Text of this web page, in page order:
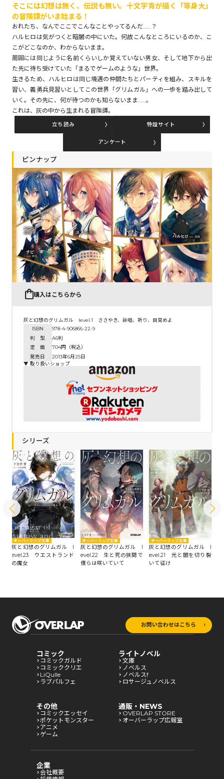
コミックパルフェ
そこには幻想は無く、伝説も無い。十文字青が描く「等身大」
の冒険譚がいま始まる！
おれたち、なんでここでこんなことやってるんだ……？
ハルヒロは気がつくと暗闇の中にいた。何故こんなところにいるのか、こ
こがどこなのか、わからないまま。
周囲には同じように名前くらいしか覚えていない男女、そして地下から出
た先に待ち受けていた「まるでゲームのような」世界。
生きるため、ハルヒロは同じ境遇の仲間たちとパーティを組み、スキルを
習い、義勇兵見習いとしてこの世界「グリムガル」への一歩を踏み出して
いく。その先に、何が待つのかも知らないまま……。
これは、灰の中から生まれる冒険譚。
立ち読み 特設サイト
アンケート
ピンナップ
購入はこちらから
灰と幻想のグリムガル level.1 ささやき、詠唱、祈り、目覚めよ
ISBN
978-4-906866-22-9
判 型
A6判
定 価
704円（税込）
発売日
2013年6月25日
▼ 取り扱いショップ
シリーズ
オーバーラップ文庫
灰と幻想のグリムガル l
evel.23 ウエストランド
の魔女
オーバーラップ文庫
灰と幻想のグリムガル l
evel.22 生と死の狭間で
僕らは咲いていて
オーバーラップ文庫
灰と幻想のグリムガル l
evel.21 光と闇を切り裂
いて征け
お問い合わせはこちら
コミック
コミックガルド
コミッククリエ
LiQulle
ラブパルフェ
ライトノベル
文庫
ノベルス
ノベルスf
ロサージュノベルス
その他
コミックエッセイ
ポケットモンスター
アニメ
ゲーム
通販・NEWS
OVERLAP STORE
オーバーラップ広報室
企業
会社概要